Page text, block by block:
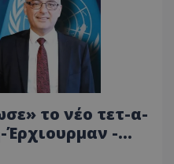
το νέο τετ-α-
Έρχιουρμαν -
συνάντηση